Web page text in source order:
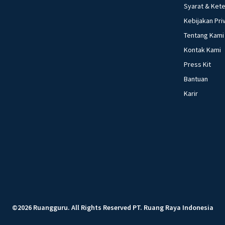
kehidupan sosial
perubahan sosial
fungsi asli uang
Syarat &
Kebijakan
Tentang Kami
Kontak Kami
Press Kit
Bantuan
Karir
©2026 Ruangguru. All Rights Reserved PT. Ruang Raya Indonesia